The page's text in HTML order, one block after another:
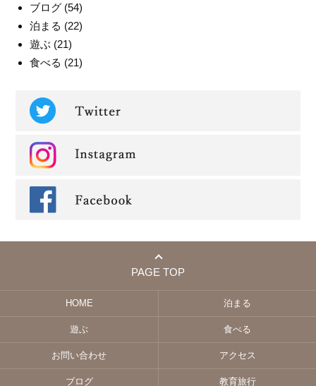
ブログ (54)
泊まる (22)
遊ぶ (21)
食べる (21)
PAGE TOP
HOME 泊まる
遊ぶ 食べる
お問い合わせ アクセス
ブログ 教育旅行